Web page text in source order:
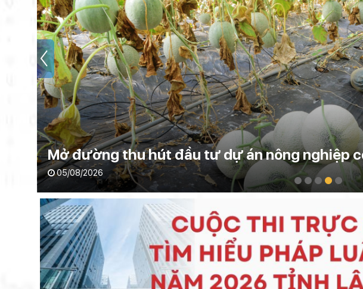
Xây dựng cộng đồng sản xuất chuyên nghiệp
04/08/2026